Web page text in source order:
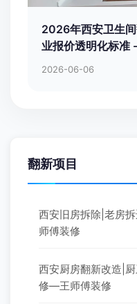
2026年西安卫生
业报价透明化标准
2026-06-06
翻新项目
西安旧房拆除|老房
师傅装修
西安厨房翻新改造|
修—王师傅装修